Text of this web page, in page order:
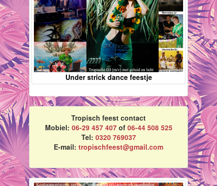
Under strick dance feestje
Tropisch feest contact
Mobiel: 06-29 457 407of 06-44 508 525
Tel: 0320 769037
E-mail: tropischfeest@gmail.com